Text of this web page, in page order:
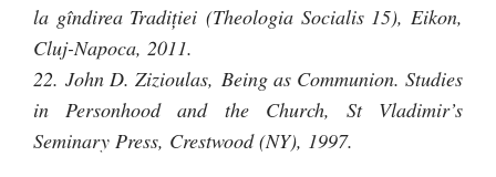
la gîndirea Tradiţiei (Theologia Socialis 15), Eikon,
Cluj-Napoca, 2011.
22. John D. Zizioulas, Being as Communion. Studies
in Personhood and the Church, St Vladimir’s
Seminary Press, Crestwood (NY), 1997.